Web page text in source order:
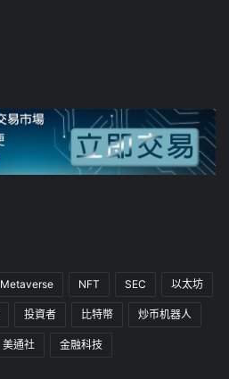
Metaverse NFT SEC 以太坊
投資者 比特幣 炒币机器人
美通社 金融科技